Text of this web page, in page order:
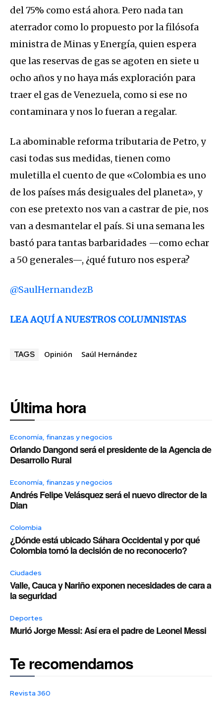
del 75% como está ahora. Pero nada tan
aterrador como lo propuesto por la filósofa
ministra de Minas y Energía, quien espera
que las reservas de gas se agoten en siete u
ocho años y no haya más exploración para
traer el gas de Venezuela, como si ese no
contaminara y nos lo fueran a regalar.
La abominable reforma tributaria de Petro, y
casi todas sus medidas, tienen como
muletilla el cuento de que «Colombia es uno
de los países más desiguales del planeta», y
con ese pretexto nos van a castrar de pie, nos
van a desmantelar el país. Si una semana les
bastó para tantas barbaridades —como echar
a 50 generales—, ¿qué futuro nos espera?
@SaulHernandezB
LEA AQUÍ A NUESTROS COLUMNISTAS
TAGS Opinión Saúl Hernández
Última hora
Economía, finanzas y negocios
Orlando Dangond será el presidente de la Agencia de
Desarrollo Rural
Economía, finanzas y negocios
Andrés Felipe Velásquez será el nuevo director de la
Dian
Colombia
¿Dónde está ubicado Sáhara Occidental y por qué
Colombia tomó la decisión de no reconocerlo?
Ciudades
Valle, Cauca y Nariño exponen necesidades de cara a
la seguridad
Deportes
Murió Jorge Messi: Así era el padre de Leonel Messi
Te recomendamos
Revista 360